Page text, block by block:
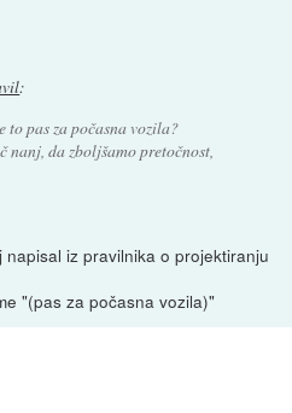
:
to pas za počasna vozila?
nanj, da zboljšamo pretočnost,
iz pravilnika o projektiranju
"(pas za počasna vozila)"